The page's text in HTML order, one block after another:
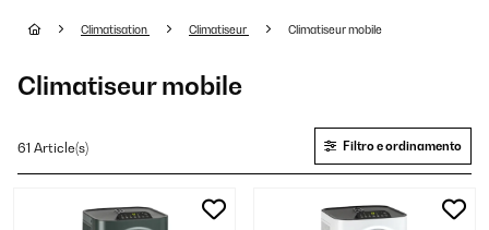
Climatisation Climatiseur Climatiseur mobile
Climatiseur mobile
61 Article(s) Filtro e ordinamento